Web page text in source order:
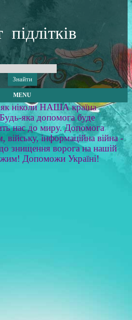
підлітків
MENU
як ніколи НАША країна
яка допомога буде
нас до миру. Допомога
інформаційна війна -
знищення ворога на нашій
Допоможи Україні!